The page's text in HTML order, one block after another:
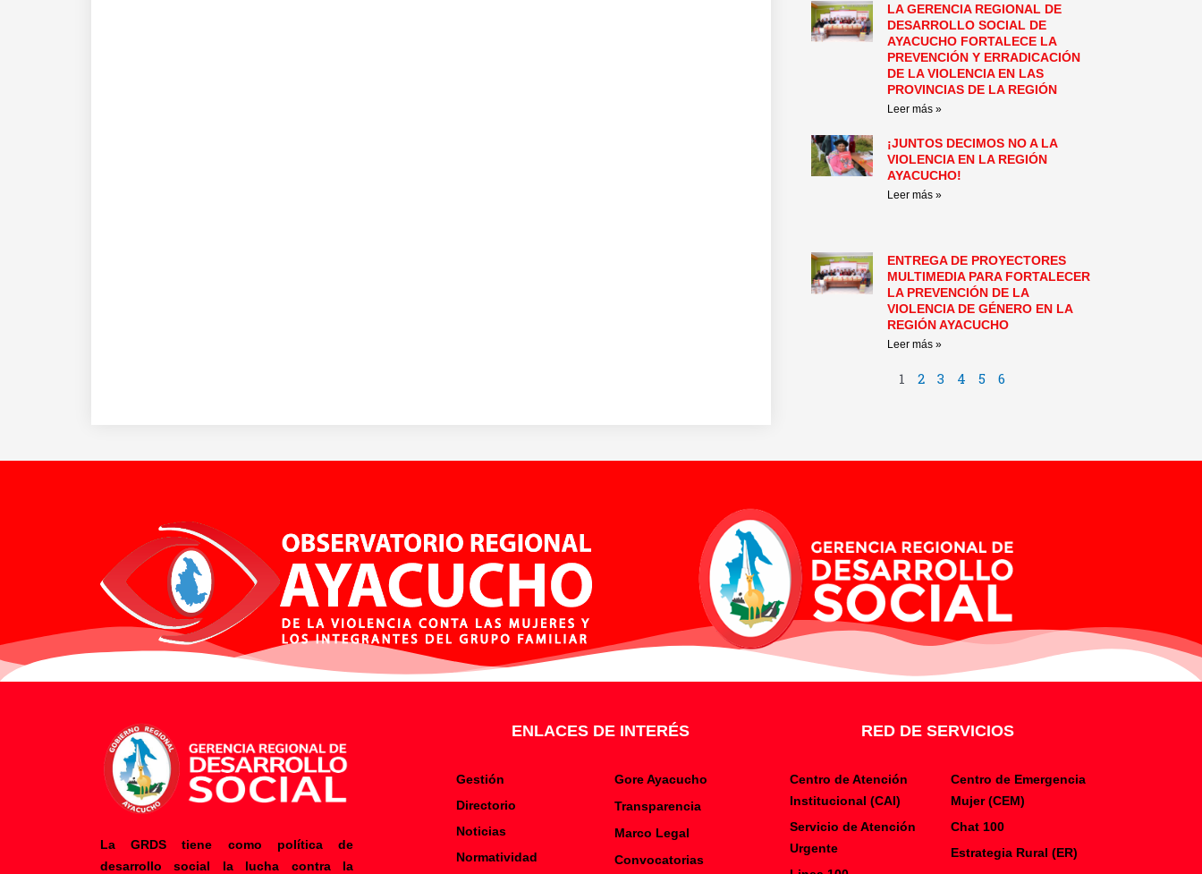
LA GERENCIA REGIONAL DE
DESARROLLO SOCIAL DE
AYACUCHO FORTALECE LA
PREVENCIÓN Y ERRADICACIÓN
DE LA VIOLENCIA EN LAS
PROVINCIAS DE LA REGIÓN
Leer más »
¡JUNTOS DECIMOS NO A LA
VIOLENCIA EN LA REGIÓN
AYACUCHO!
Leer más »
ENTREGA DE PROYECTORES
MULTIMEDIA PARA FORTALECER
LA PREVENCIÓN DE LA
VIOLENCIA DE GÉNERO EN LA
REGIÓN AYACUCHO
Leer más »
1 2 3 4 5 6
La GRDS tiene como política de
desarrollo social la lucha contra la
ENLACES DE INTERÉS
Gestión
Directorio
Noticias
Normatividad
Gore Ayacucho
Transparencia
Marco Legal
Convocatorias
RED DE SERVICIOS
Centro de Atención
Institucional (CAI)
Servicio de Atención
Urgente
Centro de Emergencia
Mujer (CEM)
Chat 100
Estrategia Rural (ER)